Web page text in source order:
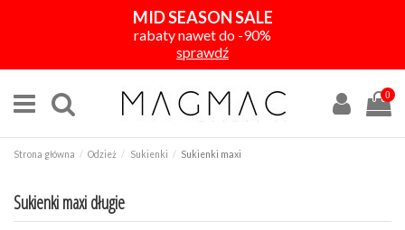
MID SEASON SALE
rabaty nawet do -90%
sprawdź
0
Strona główna Odzież Sukienki Sukienki maxi
Sukienki maxi długie